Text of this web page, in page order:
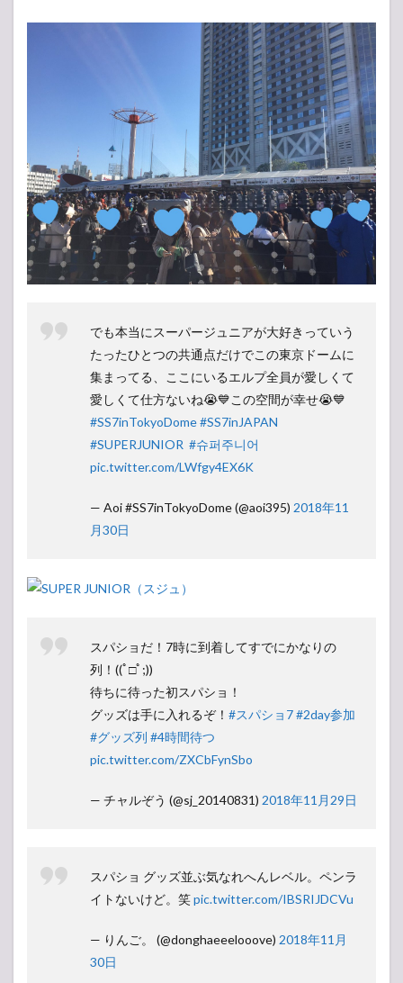
でも本当にスーパージュニアが大好きっていう
たったひとつの共通点だけでこの東京ドームに
集まってる、ここにいるエルプ全員が愛しくて
愛しくて仕方ないね😭💙この空間が幸せ😭💙
#SS7inTokyoDome#SS7inJAPAN
#SUPERJUNIOR #슈퍼주니어
pic.twitter.com/LWfgy4EX6K
— Aoi #SS7inTokyoDome (@aoi395) 2018年11
月30日
スパショだ！7時に到着してすでにかなりの
列！((ﾟ□ﾟ;))
待ちに待った初スパショ！
グッズは手に入れるぞ！ #スパショ7#2day参加
#グッズ列 #4時間待つ
pic.twitter.com/ZXCbFynSbo
— チャルぞう (@sj_20140831) 2018年11月29日
スパショ グッズ並ぶ気なれへんレベル。ペンラ
イトないけど。笑pic.twitter.com/IBSRIJDCVu
— りんご。 (@donghaeeelooove) 2018年11月
30日